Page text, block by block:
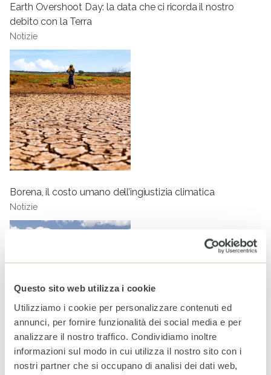
Questo sito web utilizza i cookie
Utilizziamo i cookie per personalizzare contenuti ed
annunci, per fornire funzionalità dei social media e per
analizzare il nostro traffico. Condividiamo inoltre
informazioni sul modo in cui utilizza il nostro sito con i
nostri partner che si occupano di analisi dei dati web,
Earth Overshoot Day: la data che ci ricorda il nostro
debito con la Terra
Notizie
Borena, il costo umano dell’ingiustizia climatica
Notizie
Giornata Mondiale dell’Acqua: milioni di persone ancora